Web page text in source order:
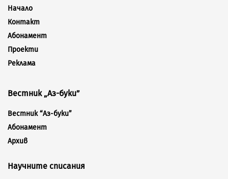
Начало
Контакт
Абонамент
Проекти
Реклама
Вестник „Аз-буки”
Вестник “Аз-буки”
Абонамент
Архив
Научните списания